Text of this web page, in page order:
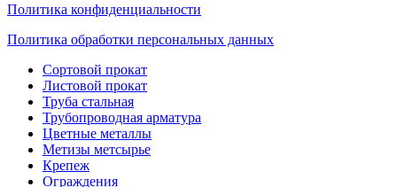
Политика конфиденциальности
Политика обработки персональных данных
Сортовой прокат
Листовой прокат
Труба стальная
Трубопроводная арматура
Цветные металлы
Метизы метсырье
Крепеж
Ограждения